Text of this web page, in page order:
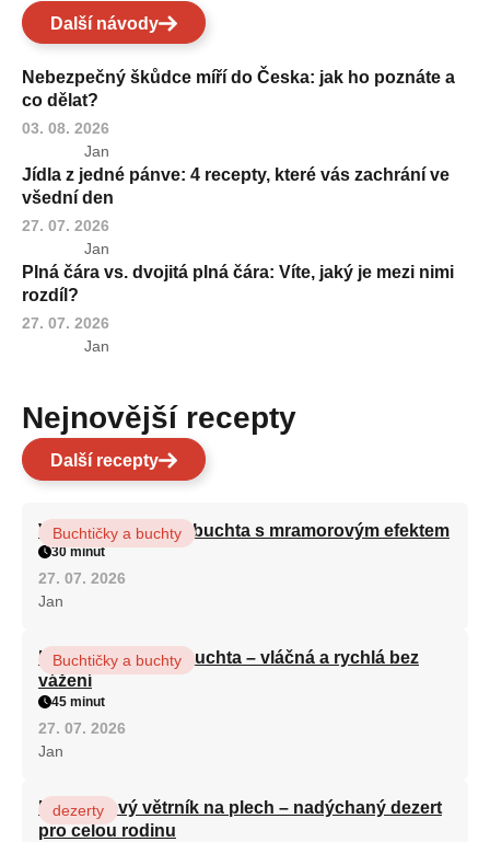
Další návody
Nebezpečný škůdce míří do Česka: jak ho poznáte a
co dělat?
03. 08. 2026
Jan
Jídla z jedné pánve: 4 recepty, které vás zachrání ve
všední den
27. 07. 2026
Jan
Plná čára vs. dvojitá plná čára: Víte, jaký je mezi nimi
rozdíl?
27. 07. 2026
Jan
Nejnovější recepty
Další recepty
Vláčná olejová litá buchta s mramorovým efektem
Buchtičky a buchty
30 minut
27. 07. 2026
Jan
Hrnková maková buchta – vláčná a rychlá bez
vážení
Buchtičky a buchty
45 minut
27. 07. 2026
Jan
Karamelový větrník na plech – nadýchaný dezert
pro celou rodinu
dezerty